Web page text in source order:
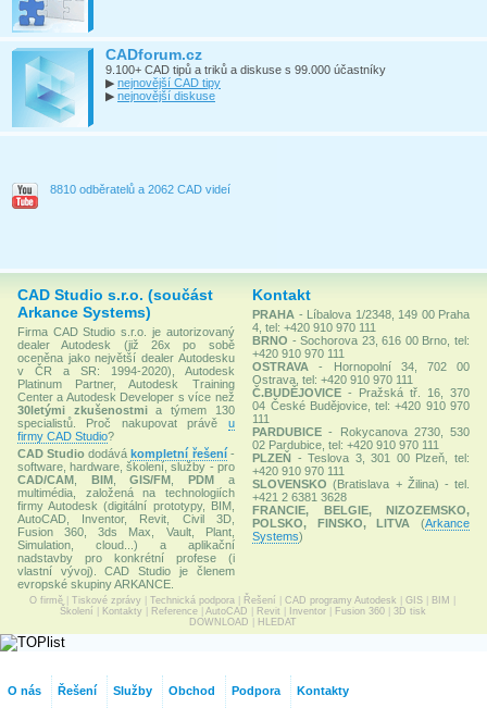
CADforum.cz
9.100+ CAD tipů a triků a diskuse s 99.000 účastníky
▶ nejnovější CAD tipy
▶ nejnovější diskuse
8810 odběratelů a 2062 CAD videí
CAD Studio s.r.o. (součást
Arkance Systems)
Firma CAD Studio s.r.o. je autorizovaný
dealer Autodesk (již 26x po sobě
oceněna jako největší dealer Autodesku
v ČR a SR: 1994-2020), Autodesk
Platinum Partner, Autodesk Training
Center a Autodesk Developer s více než
30letými zkušenostmia týmem 130
specialistů. Proč nakupovat právě u
firmy CAD Studio?
CAD Studio dodávákompletní řešení-
software, hardware, školení, služby - pro
CAD/CAM
BIM,GIS/FM ,PDM a
multimédia, založená na technologiích
firmy Autodesk (digitální prototypy, BIM,
AutoCAD, Inventor, Revit, Civil 3D,
Fusion 360, 3ds Max, Vault, Plant,
Simulation, cloud...) a aplikační
nadstavby pro konkrétní profese (i
vlastní vývoj). CAD Studio je členem
evropské skupiny ARKANCE.
Kontakt
PRAHA - Líbalova 1/2348, 149 00 Praha
4, tel: +420 910 970 111
BRNO - Sochorova 23, 616 00 Brno, tel:
+420 910 970 111
OSTRAVA
- Hornopolní 34, 702 00
Ostrava, tel: +420 910 970 111
Č.BUDĚJOVICE - Pražská tř. 16, 370
04 České Budějovice, tel: +420 910 970
111
PARDUBICE - Rokycanova 2730, 530
02 Pardubice, tel: +420 910 970 111
PLZEŇ - Teslova 3, 301 00 Plzeň, tel:
+420 910 970 111
SLOVENSKO (Bratislava + Žilina) - tel.
+421 2 6381 3628
FRANCIE, BELGIE, NIZOZEMSKO,
POLSKO, FINSKO, LITVA
(Arkance
Systems)
O firmě Tiskové zprávy Technická podpora Řešení CAD programy Autodesk GIS BIM
Školení
Kontakty Reference| AutoCAD Revit Inventor| Fusion 360| 3D tisk
DOWNLOAD
HLEDAT
O nás Řešení Služby Obchod Podpora Kontakty